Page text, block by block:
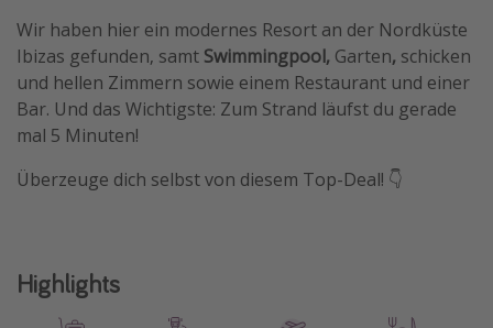
Travel Know How
Silvesterreisen
Last Minute Urlaub Mallorca
Last Minute Urlaub Deutschland
Wir haben hier ein modernes Resort an der Nordküste
Ibizas gefunden, samt Swimmingpool, Garten, schicken
und hellen Zimmern sowie einem Restaurant und einer
Bar. Und das Wichtigste: Zum Strand läufst du gerade
mal 5 Minuten!
Überzeuge dich selbst von diesem Top-Deal! 👇
Highlights